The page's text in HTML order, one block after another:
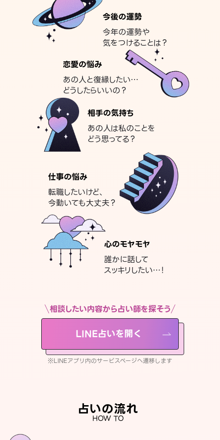
今後の運勢
今年の運勢や
気をつけることは？
恋愛の悩み
あの人と復縁したい…
どうしたらいいの？
相手の気持ち
あの人は私のことを
どう思ってる？
仕事の悩み
転職したいけど、
今動いても大丈夫？
心のモヤモヤ
誰かに話して
スッキリしたい…！
相談したい内容から占い師を探そう
LINE占いを開く
※LINEアプリ内のサービスページへ遷移します
占いの流れ
HOW TO